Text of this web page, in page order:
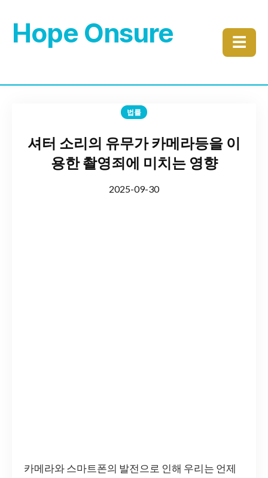
Hope Onsure ☰
법률
셔터 소리의 유무가 카메라등을 이
용한 촬영죄에 미치는 영향
2025-09-30
카메라와 스마트폰의 발전으로 인해 우리는 언제